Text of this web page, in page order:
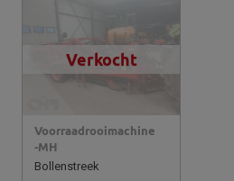
Verkocht
Voorraadrooimachine
-MH
Bollenstreek